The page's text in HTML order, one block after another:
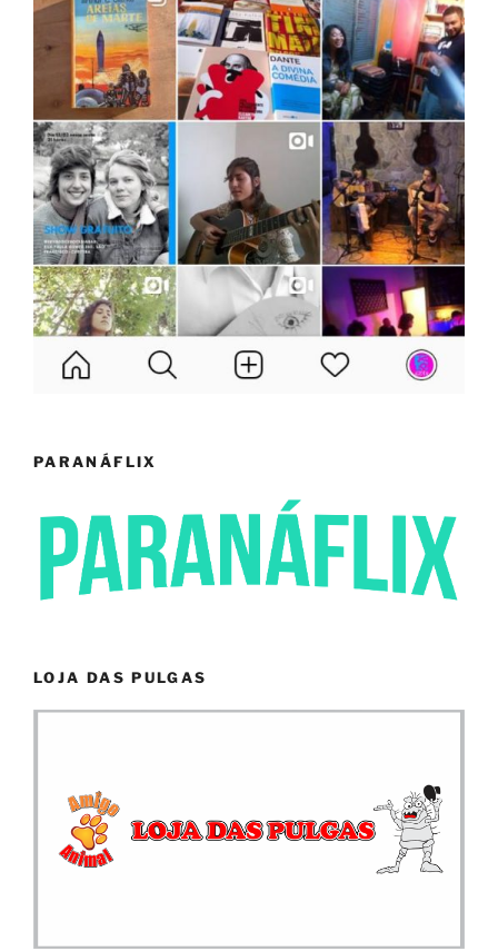
PARANÁFLIX
LOJA DAS PULGAS